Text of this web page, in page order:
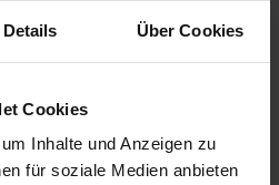
Details Über Cookies
Cookies
Inhalte und Anzeigen zu
für soziale Medien anbieten
on the delivery address, VAT
to Cart